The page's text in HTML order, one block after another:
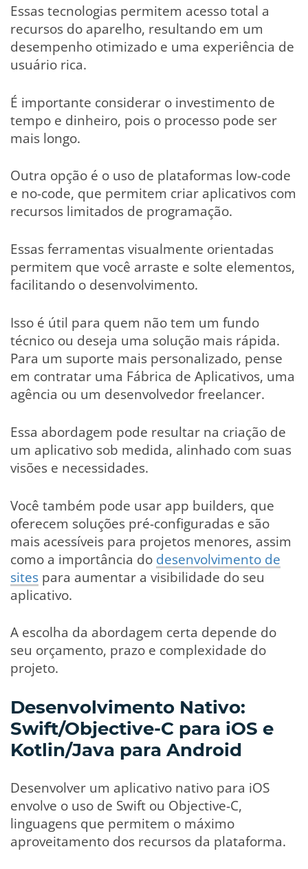
Essas tecnologias permitem acesso total a
recursos do aparelho, resultando em um
desempenho otimizado e uma experiência de
usuário rica.
É importante considerar o investimento de
tempo e dinheiro, pois o processo pode ser
mais longo.
Outra opção é o uso de plataformas low-code
e no-code, que permitem criar aplicativos com
recursos limitados de programação.
Essas ferramentas visualmente orientadas
permitem que você arraste e solte elementos,
facilitando o desenvolvimento.
Isso é útil para quem não tem um fundo
técnico ou deseja uma solução mais rápida.
Para um suporte mais personalizado, pense
em contratar uma Fábrica de Aplicativos, uma
agência ou um desenvolvedor freelancer.
Essa abordagem pode resultar na criação de
um aplicativo sob medida, alinhado com suas
visões e necessidades.
Você também pode usar app builders, que
oferecem soluções pré-configuradas e são
mais acessíveis para projetos menores, assim
como a importância do desenvolvimento de
sites para aumentar a visibilidade do seu
aplicativo.
A escolha da abordagem certa depende do
seu orçamento, prazo e complexidade do
projeto.
Desenvolvimento Nativo:
Swift/Objective-C para iOS e
Kotlin/Java para Android
Desenvolver um aplicativo nativo para iOS
envolve o uso de Swift ou Objective-C,
linguagens que permitem o máximo
aproveitamento dos recursos da plataforma.